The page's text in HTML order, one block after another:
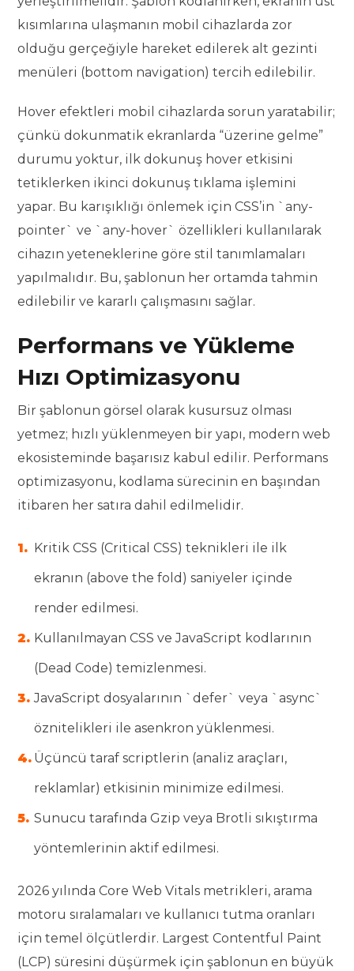
kısımlarına ulaşmanın mobil cihazlarda zor
olduğu gerçeğiyle hareket edilerek alt gezinti
menüleri (bottom navigation) tercih edilebilir.
Hover efektleri mobil cihazlarda sorun yaratabilir;
çünkü dokunmatik ekranlarda “üzerine gelme”
durumu yoktur, ilk dokunuş hover etkisini
tetiklerken ikinci dokunuş tıklama işlemini
yapar. Bu karışıklığı önlemek için CSS’in `any-
pointer` ve `any-hover` özellikleri kullanılarak
cihazın yeteneklerine göre stil tanımlamaları
yapılmalıdır. Bu, şablonun her ortamda tahmin
edilebilir ve kararlı çalışmasını sağlar.
Performans ve Yükleme
Hızı Optimizasyonu
Bir şablonun görsel olarak kusursuz olması
yetmez; hızlı yüklenmeyen bir yapı, modern web
ekosisteminde başarısız kabul edilir. Performans
optimizasyonu, kodlama sürecinin en başından
itibaren her satıra dahil edilmelidir.
Kritik CSS (Critical CSS) teknikleri ile ilk
ekranın (above the fold) saniyeler içinde
render edilmesi.
Kullanılmayan CSS ve JavaScript kodlarının
(Dead Code) temizlenmesi.
JavaScript dosyalarının `defer` veya `async`
öznitelikleri ile asenkron yüklenmesi.
Üçüncü taraf scriptlerin (analiz araçları,
reklamlar) etkisinin minimize edilmesi.
Sunucu tarafında Gzip veya Brotli sıkıştırma
yöntemlerinin aktif edilmesi.
2026 yılında Core Web Vitals metrikleri, arama
motoru sıralamaları ve kullanıcı tutma oranları
için temel ölçütlerdir. Largest Contentful Paint
(LCP) süresini düşürmek için şablonun en büyük